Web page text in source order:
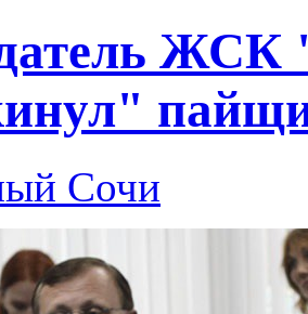
Сочи